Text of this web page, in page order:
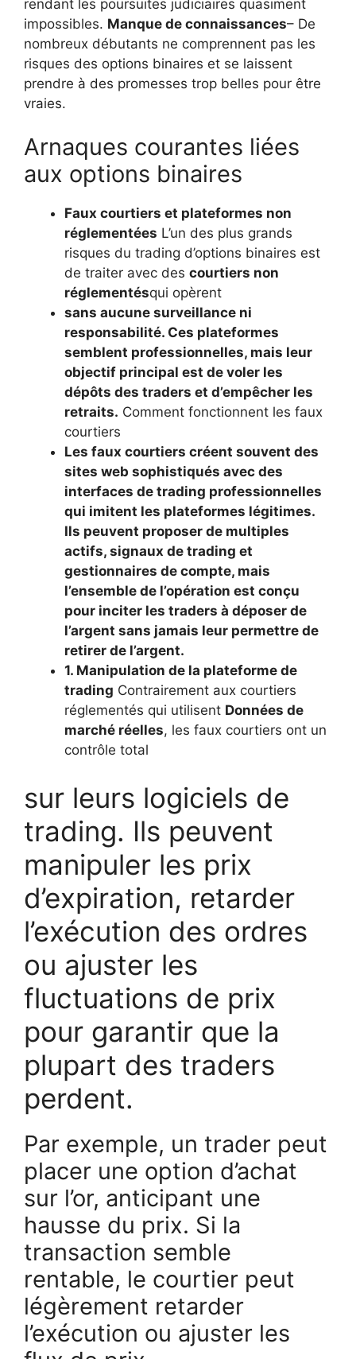
rendant les poursuites judiciaires quasiment
impossibles. Manque de connaissances– De
nombreux débutants ne comprennent pas les
risques des options binaires et se laissent
prendre à des promesses trop belles pour être
vraies.
Arnaques courantes liées
aux options binaires
Faux courtiers et plateformes non
réglementées L’un des plus grands
risques du trading d’options binaires est
de traiter avec des courtiers non
réglementésqui opèrent
sans aucune surveillance ni
responsabilité. Ces plateformes
semblent professionnelles, mais leur
objectif principal est de voler les
dépôts des traders et d’empêcher les
retraits. Comment fonctionnent les faux
courtiers
Les faux courtiers créent souvent des
sites web sophistiqués avec des
interfaces de trading professionnelles
qui imitent les plateformes légitimes.
Ils peuvent proposer de multiples
actifs, signaux de trading et
gestionnaires de compte, mais
l’ensemble de l’opération est conçu
pour inciter les traders à déposer de
l’argent sans jamais leur permettre de
retirer de l’argent.
1. Manipulation de la plateforme de
trading Contrairement aux courtiers
réglementés qui utilisent Données de
marché réelles, les faux courtiers ont un
contrôle total
sur leurs logiciels de
trading. Ils peuvent
manipuler les prix
d’expiration, retarder
l’exécution des ordres
ou ajuster les
fluctuations de prix
pour garantir que la
plupart des traders
perdent.
Par exemple, un trader peut
placer une option d’achat
sur l’or, anticipant une
hausse du prix. Si la
transaction semble
rentable, le courtier peut
légèrement retarder
l’exécution ou ajuster les